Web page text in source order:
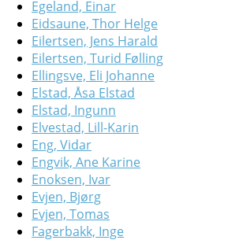
Egeland, Einar
Eidsaune, Thor Helge
Eilertsen, Jens Harald
Eilertsen, Turid Følling
Ellingsve, Eli Johanne
Elstad, Åsa Elstad
Elstad, Ingunn
Elvestad, Lill-Karin
Eng, Vidar
Engvik, Ane Karine
Enoksen, Ivar
Evjen, Bjørg
Evjen, Tomas
Fagerbakk, Inge